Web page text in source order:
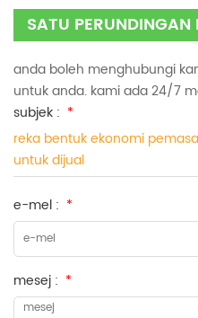
SATU PERUNDINGAN
anda boleh menghubungi
untuk anda. kami ada 24/7
subjek : *
reka bentuk ekonomi
untuk dijual
e-mel : *
mesej : *